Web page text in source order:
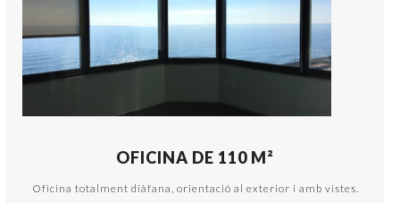
OFICINA DE 110 M²
Oficina totalment diàfana, orientació al exterior i amb vistes.